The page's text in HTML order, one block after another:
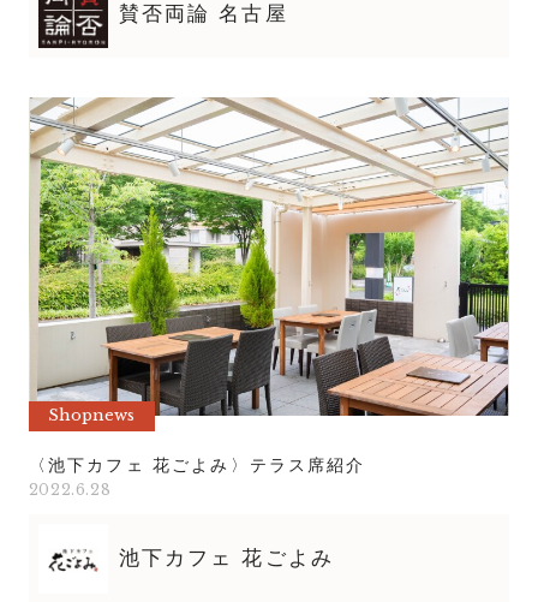
賛否両論 名古屋
Shopnews
〈池下カフェ 花ごよみ〉テラス席紹介
2022.6.28
池下カフェ 花ごよみ